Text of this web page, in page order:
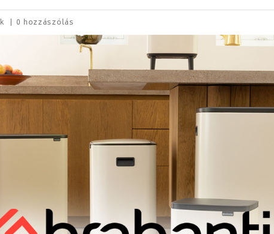
0 hozzászólás